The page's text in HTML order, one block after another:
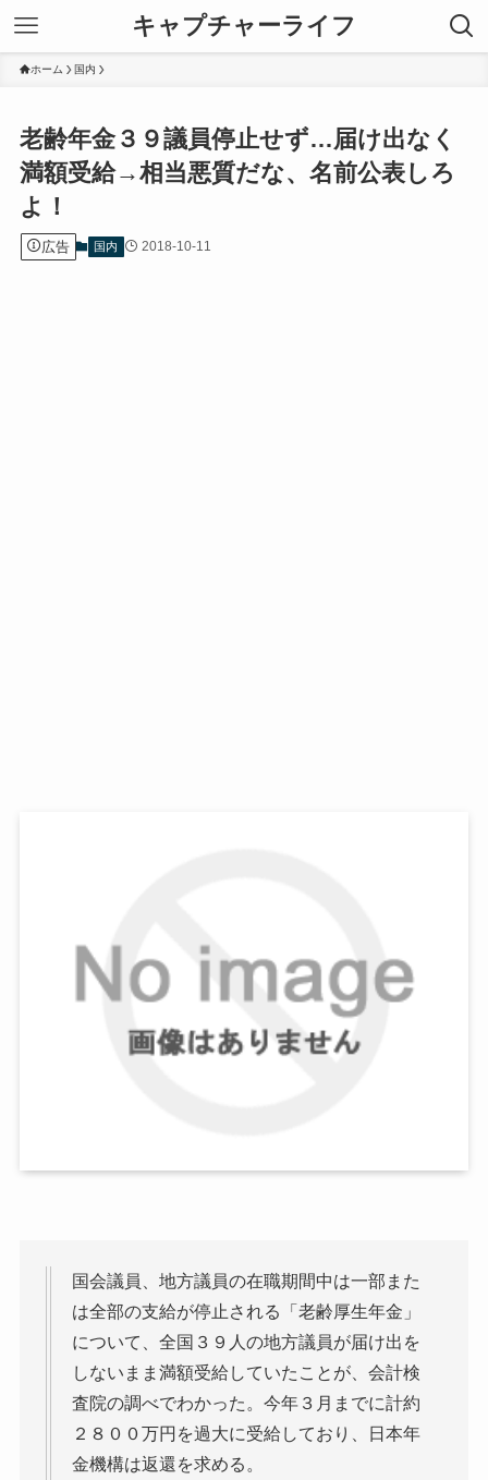
キャプチャーライフ
ホーム 国内
老齢年金３９議員停止せず…届け出なく
満額受給→相当悪質だな、名前公表しろ
よ！
広告 国内 2018-10-11
国会議員、地方議員の在職期間中は一部また
は全部の支給が停止される「老齢厚生年金」
について、全国３９人の地方議員が届け出を
しないまま満額受給していたことが、会計検
査院の調べでわかった。今年３月までに計約
２８００万円を過大に受給しており、日本年
金機構は返還を求める。